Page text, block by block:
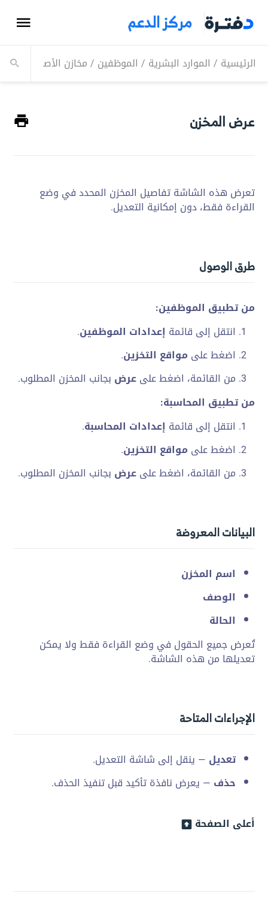
مركز الدعم
الرئيسية / الموارد البشرية / الموظفين /مخازن الأصول عرض
عرض المخزن
تعرض هذه الشاشة تفاصيل المخزن المحدد في وضع
القراءة فقط، دون إمكانية التعديل.
طرق الوصول
من تطبيق الموظفين:
انتقل إلى قائمة إعدادات الموظفين.
اضغط على مواقع التخزين.
من القائمة، اضغط علىعرض بجانب المخزن المطلوب.
من تطبيق المحاسبة:
انتقل إلى قائمة إعدادات المحاسبة.
اضغط على مواقع التخزين.
من القائمة، اضغط علىعرض بجانب المخزن المطلوب.
البيانات المعروضة
اسم المخزن
الوصف
الحالة
تُعرض جميع الحقول في وضع القراءة فقط ولا يمكن
تعديلها من هذه الشاشة.
الإجراءات المتاحة
تعديل — ينقل إلى شاشة التعديل.
حذف — يعرض نافذة تأكيد قبل تنفيذ الحذف.
أعلى الصفحة